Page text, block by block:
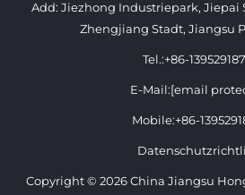
Add: Jiezhong Industriepark, Jiepai
Zhengjiang Stadt, Jiangsu
Tel.:+86-
E-Mail:[email
Mobile:+86-
Copyright © 2026 China Jiangsu